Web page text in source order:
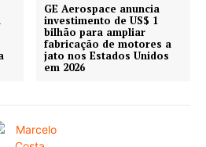
GE Aerospace anuncia
investimento de US$ 1
bilhão para ampliar
fabricação de motores a
jato nos Estados Unidos
em 2026